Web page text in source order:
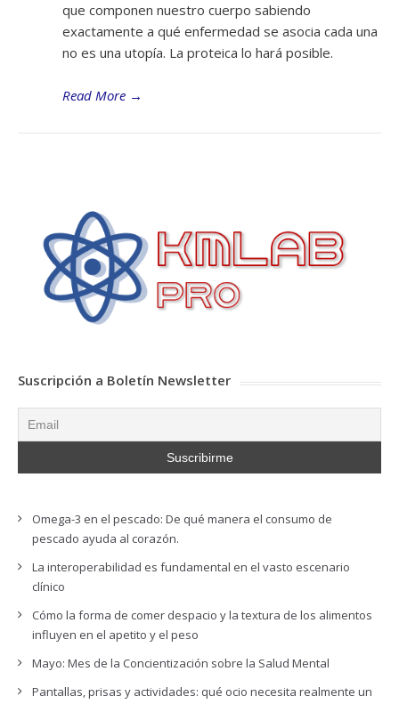
que componen nuestro cuerpo sabiendo
exactamente a qué enfermedad se asocia cada una
no es una utopía. La proteica lo hará posible.
Read More →
Suscripción a Boletín Newsletter
Omega-3 en el pescado: De qué manera el consumo de
pescado ayuda al corazón.
La interoperabilidad es fundamental en el vasto escenario
clínico
Cómo la forma de comer despacio y la textura de los alimentos
influyen en el apetito y el peso
Mayo: Mes de la Concientización sobre la Salud Mental
Pantallas, prisas y actividades: qué ocio necesita realmente un